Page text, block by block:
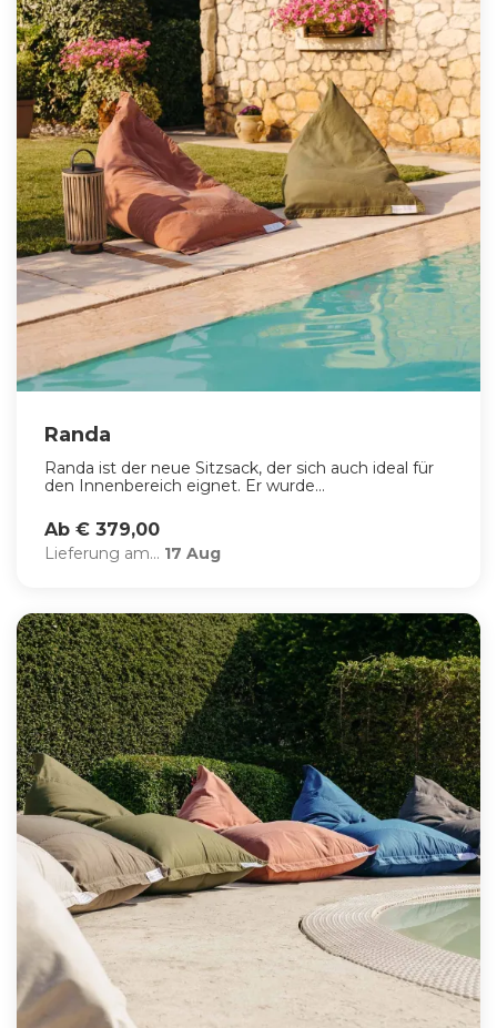
Randa
Randa ist der neue Sitzsack, der sich auch ideal für
den Innenbereich eignet. Er wurde...
Ab € 379,00
Lieferung am... 17 Aug